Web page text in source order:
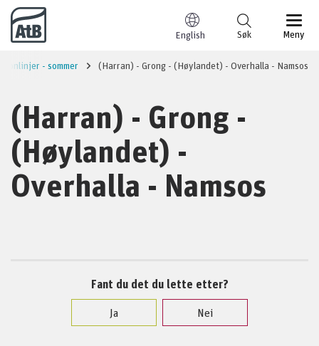
Til innhold
English Meny
Søk
- sommer (Harran) - Grong - (Høylandet) - Overhalla - Namsos
(Harran) - Grong -
(Høylandet) -
Overhalla - Namsos
Fant du det du lette etter?
Ja
Nei